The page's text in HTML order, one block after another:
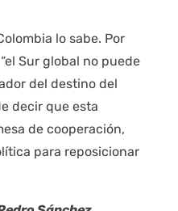
lo sabe. Por
Sur global no puede
del destino del
decir que esta
de cooperación,
para reposicionar